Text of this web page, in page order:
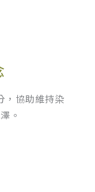
，協助維持染
。